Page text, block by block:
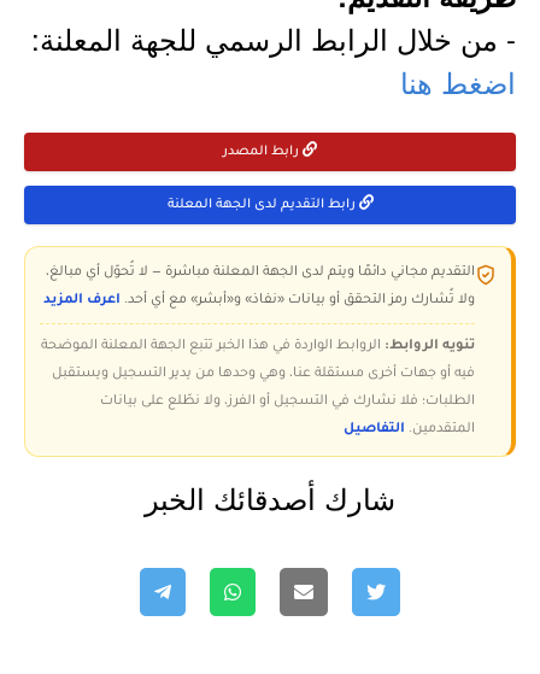
- من خلال الرابط الرسمي للجهة المعلنة:
اضغط هنا
رابط المصدر
رابط التقديم لدى الجهة المعلنة
التقديم مجاني دائمًا ويتم لدى الجهة المعلنة مباشرة — لا تُحوّل أي مبالغ،
ولا تُشارك رمز التحقق أو بيانات «نفاذ» و«أبشر» مع أي أحد. اعرف المزيد
تنويه الروابط: الروابط الواردة في هذا الخبر تتبع الجهة المعلنة الموضحة
فيه أو جهات أخرى مستقلة عنا، وهي وحدها من يدير التسجيل ويستقبل
الطلبات؛ فلا نشارك في التسجيل أو الفرز، ولا نطّلع على بيانات
المتقدمين. التفاصيل
شارك أصدقائك الخبر